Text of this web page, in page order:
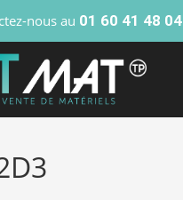
nous au 01 60 41 48 04